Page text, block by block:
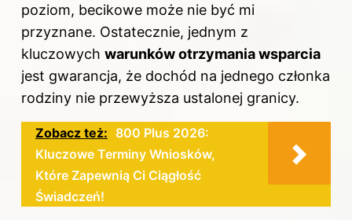
poziom, becikowe może nie być mi
przyznane. Ostatecznie, jednym z
kluczowych warunków otrzymania wsparcia
jest gwarancja, że dochód na jednego członka
rodziny nie przewyższa ustalonej granicy.
Zobacz też: 800 Plus 2026:
Kluczowe Terminy Wniosków,
Które Zapewnią Ci Ciągłość
Świadczeń!